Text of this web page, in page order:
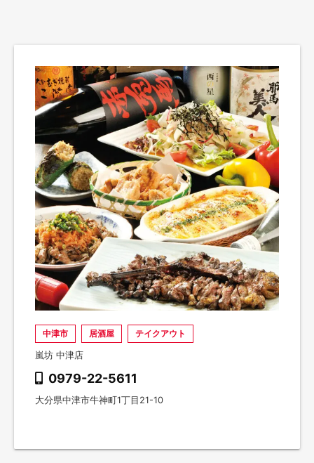
中津市 居酒屋 テイクアウト
嵐坊 中津店
0979-22-5611
大分県中津市牛神町1丁目21-10